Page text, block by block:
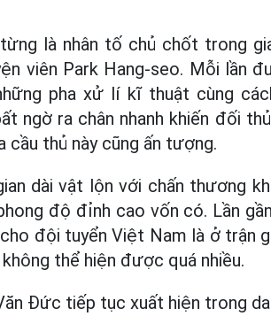
là nhân tố chủ chốt trong
viên Park Hang-seo. Mỗi lần
pha xử lí kĩ thuật cùng
ngờ ra chân nhanh khiến đối
cầu thủ này cũng ấn tượng.
dài vật lộn với chấn thương
độ đỉnh cao vốn có. Lần
đội tuyển Việt Nam là ở trận
thể hiện được quá nhiều.
Đức tiếp tục xuất hiện trong